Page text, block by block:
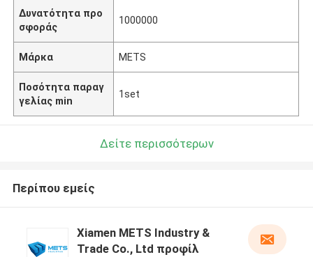
Δυνατότητα προ
σφοράς
1000000
Μάρκα METS
Ποσότητα παραγ
γελίας min
1set
Δείτε περισσότερων
Περίπου εμείς
Xiamen METS Industry &
Trade Co., Ltd προφίλ